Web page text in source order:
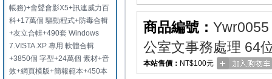
帳務)+會聲會影X5+訊連威力百
科+17萬個 驅動程式+防毒合輯
+友立合輯+490套 Windows
7.VISTA.XP 專用 軟體合輯
+3850個 字型+24萬個 素材+音
效+網頁模版+簡報範本+450本
商品編號： Ywr0055
公室文事務處理 64
本站售價： NT$100元